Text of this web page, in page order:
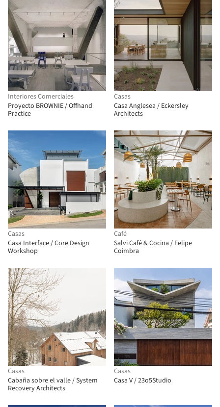
Interiores Comerciales
Proyecto BROWNIE / Offhand
Practice
Casas
Casa Anglesea / Eckersley
Architects
Casas
Casa Interface / Core Design
Workshop
Café
Salvi Café & Cocina / Felipe
Coimbra
Casas
Cabaña sobre el valle / System
Recovery Architects
Casas
Casa V / 23o5Studio